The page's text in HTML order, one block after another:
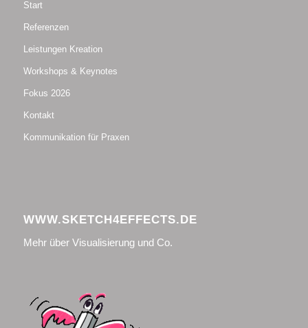
Start
Referenzen
Leistungen Kreation
Workshops & Keynotes
Fokus 2026
Kontakt
Kommunikation für Praxen
WWW.SKETCH4EFFECTS.DE
Mehr über Visualisierung und Co.